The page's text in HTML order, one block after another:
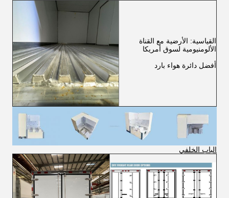
القياسية: الأرضية مع القناة
الألومنيومية لسوق أمريكا
أفضل دائرة هواء بارد
الباب الخلفي